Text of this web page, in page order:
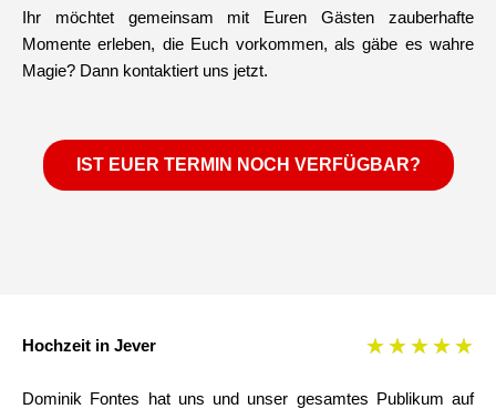
Ihr möchtet gemeinsam mit Euren Gästen zauberhafte
Momente erleben, die Euch vorkommen, als gäbe es wahre
Magie? Dann kontaktiert uns jetzt.
IST EUER TERMIN NOCH VERFÜGBAR?
Hochzeit in Jever ★★★★★
Dominik Fontes hat uns und unser gesamtes Publikum auf